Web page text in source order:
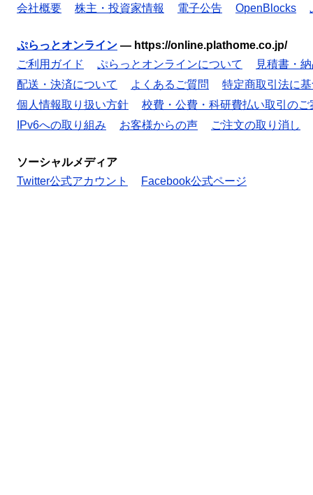
会社概要
株主・投資家情報 電子公告 OpenBlocks
ぷらっとオンライン — https://online.plathome.co.jp/
ご利用ガイド
ぷらっとオンラインについて
見積書・
配送・決済について
よくあるご質問
特定商取引法に
個人情報取り扱い方針
校費・公費・科研費払い取引のご
IPv6への取り組み
お客様からの声 ご注文の取り消し
ソーシャルメディア
Twitter公式アカウント
Facebook公式ページ